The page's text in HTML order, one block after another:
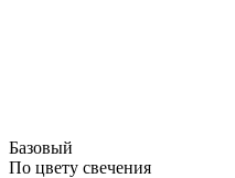
Базовый
По цвету свечения